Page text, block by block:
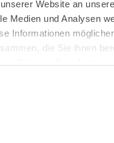
Website an
Medien und Analysen
Informationen
die Sie ihnen
Wir verwenden
in unserem Hotel
von eu5.bookingkit.de:
ganztägig geöffneten
dem Klostergelände.